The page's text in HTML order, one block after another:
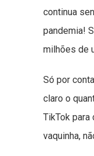
continua
pandemia!
milhões de
Só por
claro o
TikTok para
vaquinha,